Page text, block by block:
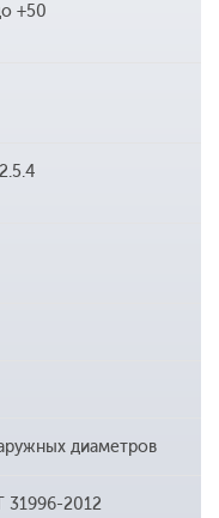
+50
диаметров
31996-2012